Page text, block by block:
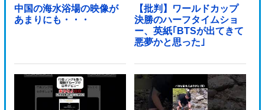
中国の海水浴場の映像が
あまりにも・・・
【批判】ワールドカップ
決勝のハーフタイムショ
ー、英紙｢BTSが出てきて
悪夢かと思った｣